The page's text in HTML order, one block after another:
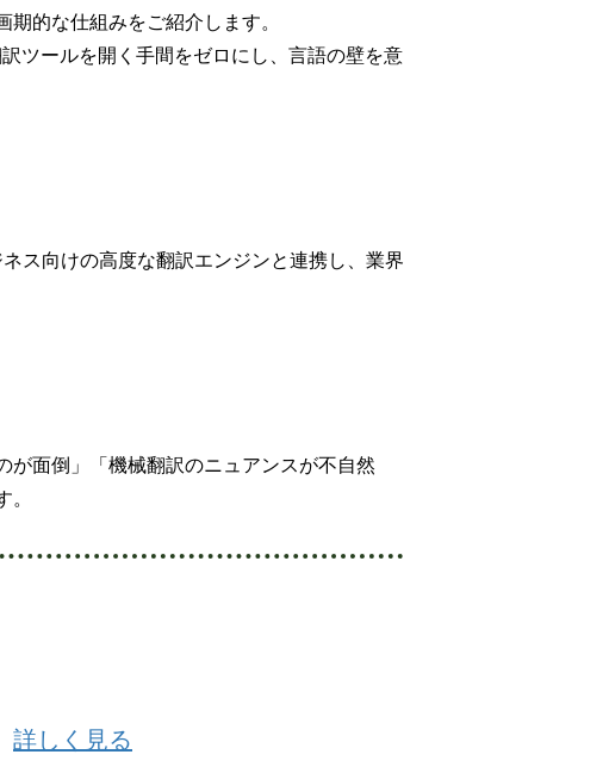
的な仕組みをご紹介します。
ツールを開く手間をゼロにし、言語の壁を意
ス向けの高度な翻訳エンジンと連携し、業界
が面倒」「機械翻訳のニュアンスが不自然
詳しく見る